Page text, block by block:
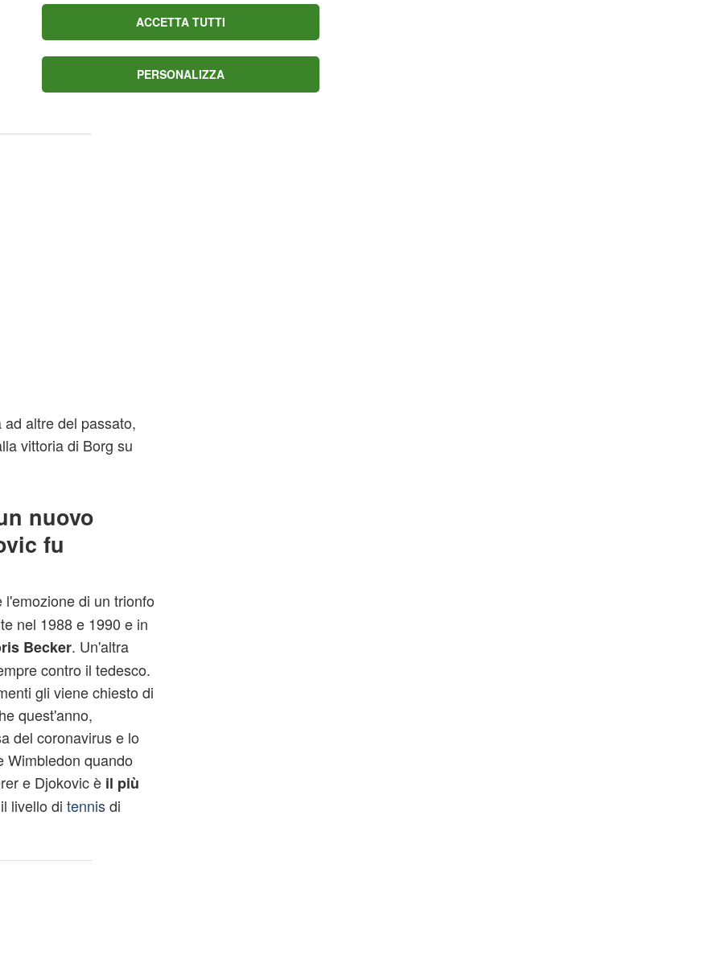
Stefan Edberg non
passata stagione
dispiace per
titolo- ha raccontato
altre del passato,
vittoria di Borg su
nuovo
fu
di un trionfo
nel 1988 e 1990 e in
Becker. Un'altra
contro il tedesco.
gli viene chiesto di
quest'anno,
del coronavirus e lo
Wimbledon quando
e Djokovic è il più
livello di tennisdi
ACCETTA TUTTI
PERSONALIZZA